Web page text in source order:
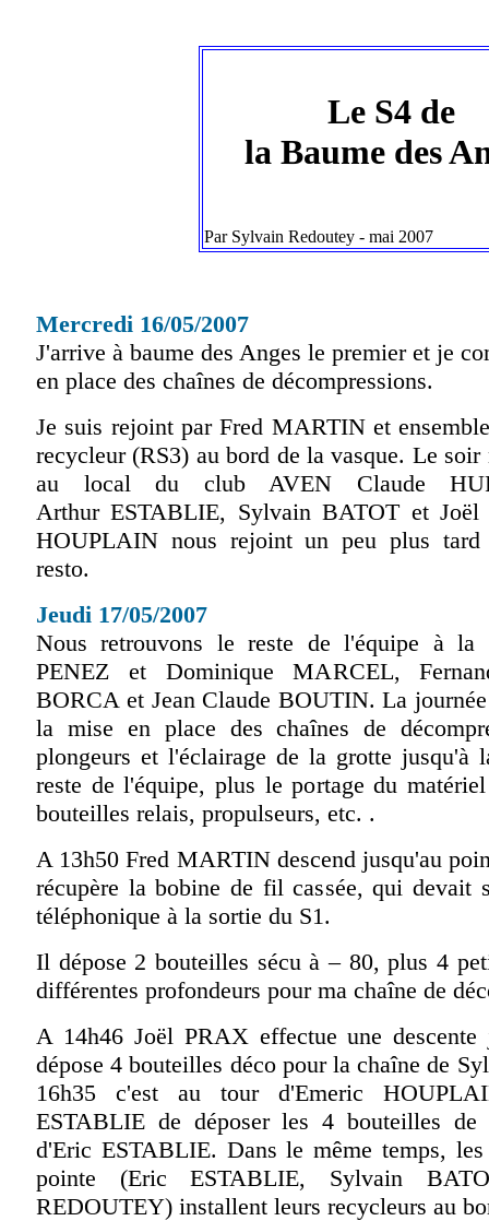
Le S4 de
la Baume des
Par Sylvain Redoutey - mai 2007
Mercredi 16/05/2007
J'arrive à baume des Anges le premier et je
en place des chaînes de décompressions.
Je suis rejoint par Fred MARTIN et
recycleur (RS3) au bord de la vasque. Le soir
au local du club AVEN Claude
Arthur ESTABLIE, Sylvain BATOT et
HOUPLAIN nous rejoint un peu plus tard
resto.
Jeudi 17/05/2007
Nous retrouvons le reste de l'équipe à la
PENEZ et Dominique MARCEL,
BORCA et Jean Claude BOUTIN. La journée
la mise en place des chaînes de
plongeurs et l'éclairage de la grotte jusqu'à
reste de l'équipe, plus le portage du
bouteilles relais, propulseurs, etc. .
A 13h50 Fred MARTIN descend jusqu'au
récupère la bobine de fil cassée, qui devait
téléphonique à la sortie du S1.
Il dépose 2 bouteilles sécu à – 80, plus 4
différentes profondeurs pour ma chaîne de
A 14h46 Joël PRAX effectue une
dépose 4 bouteilles déco pour la chaîne de
16h35 c'est au tour d'Emeric
ESTABLIE de déposer les 4 bouteilles de
d'Eric ESTABLIE. Dans le même temps,
pointe (Eric ESTABLIE, Sylvain
REDOUTEY) installent leurs recycleurs au